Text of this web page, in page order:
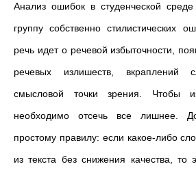
Анализ ошибок в студенческой
группу собственно стилистических
речь идет о речевой избыточности,
речевых излишеств, вкраплений
смысловой точки зрения. Чтобы
необходимо отсечь все лишнее.
простому правилу: если какое-либо
из текста без снижения качества, то